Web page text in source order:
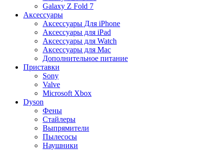
Galaxy Z Fold 7
Аксессуары
Аксессуары Для iPhone
Аксессуары для iPad
Аксессуары для Watch
Аксессуары для Mac
Дополнительное питание
Приставки
Sony
Valve
Microsoft Xbox
Dyson
Фены
Стайлеры
Выпрямители
Пылесосы
Наушники